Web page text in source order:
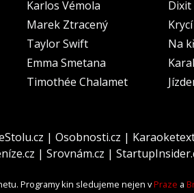
Karlos Vémola
Marek Ztracený
Taylor Swift
Emma Smetana
Timothée Chalamet
Dixit
Na
| Osobnosti.cz |
| Srovnám.cz |
Programy kin sledujeme nejen vPraze a